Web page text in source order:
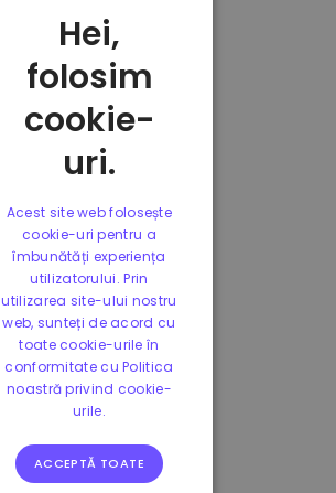
Hei,
folosim
cookie-
uri.
Acest site web folosește
cookie-uri pentru a
îmbunătăți experiența
utilizatorului. Prin
utilizarea site-ului nostru
web, sunteți de acord cu
toate cookie-urile în
conformitate cu Politica
noastră privind cookie-
urile.
ACCEPTĂ TOATE